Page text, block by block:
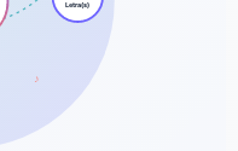
Letra(s)
♪